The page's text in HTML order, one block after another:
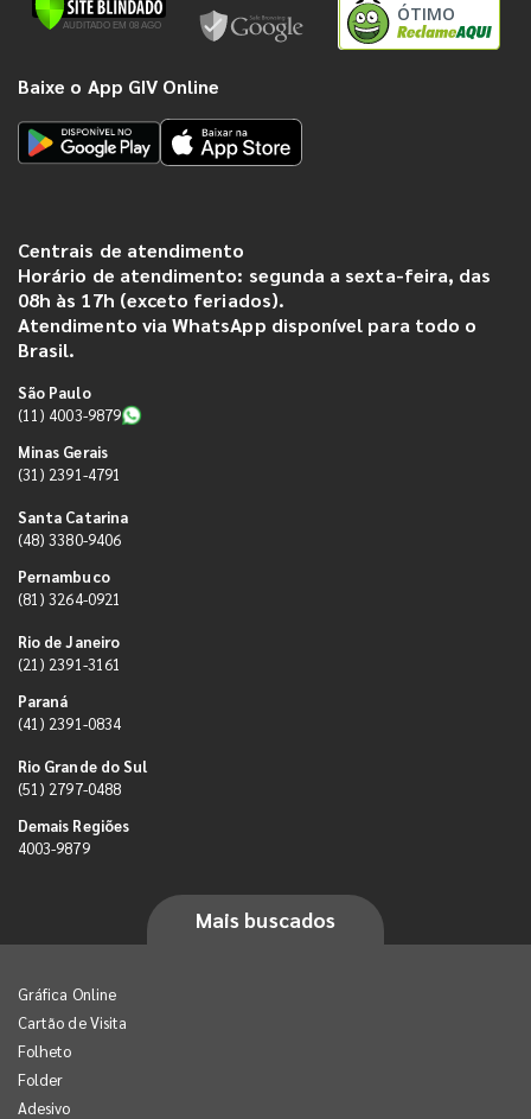
ÓTIMO
Baixe o App GIV Online
Centrais de atendimento
Horário de atendimento: segunda a sexta-feira, das
08h às 17h (exceto feriados).
Atendimento via WhatsApp disponível para todo o
Brasil.
São Paulo
(11) 4003-9879
Minas Gerais
(31) 2391-4791
Santa Catarina
(48) 3380-9406
Pernambuco
(81) 3264-0921
Rio de Janeiro
(21) 2391-3161
Paraná
(41) 2391-0834
Rio Grande do Sul
(51) 2797-0488
Demais Regiões
4003-9879
Mais buscados
Gráfica Online
Cartão de Visita
Folheto
Folder
Adesivo